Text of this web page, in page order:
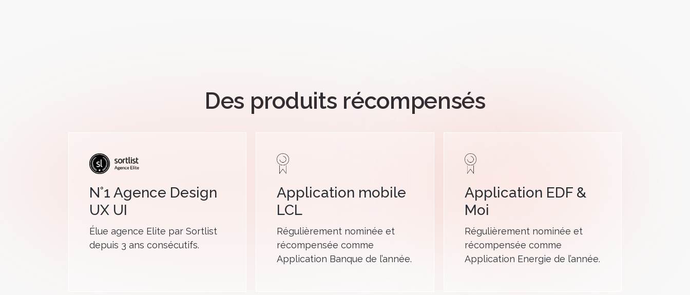
Des produits récompensés
N°1 Agence Design
UX UI
Élue agence Elite par Sortlist
depuis 3 ans consécutifs.
Application mobile
LCL
Régulièrement nominée et
récompensée comme
Application Banque de l’année.
Application EDF &
Moi
Régulièrement nominée et
récompensée comme
Application Energie de l’année.